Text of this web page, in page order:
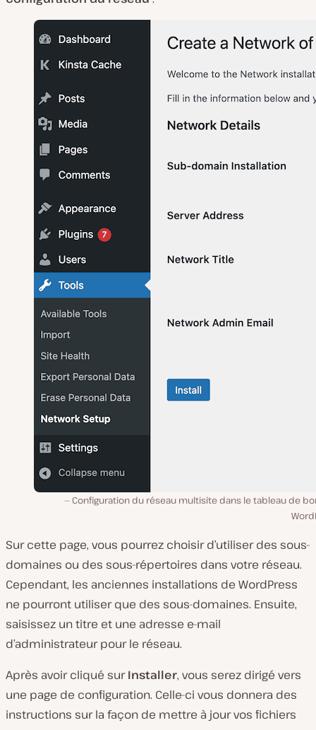
Configuration du réseau multisite dans le tableau de
Sur cette page, vous pourrez choisir d’utiliser des sous-
domaines ou des sous-répertoires dans votre réseau.
Cependant, les anciennes installations de WordPress
ne pourront utiliser que des sous-domaines. Ensuite,
saisissez un titre et une adresse e-mail
d’administrateur pour le réseau.
Après avoir cliqué surInstaller, vous serez dirigé vers
une page de configuration. Celle-ci vous donnera des
instructions sur la façon de mettre à jour vos fichiers